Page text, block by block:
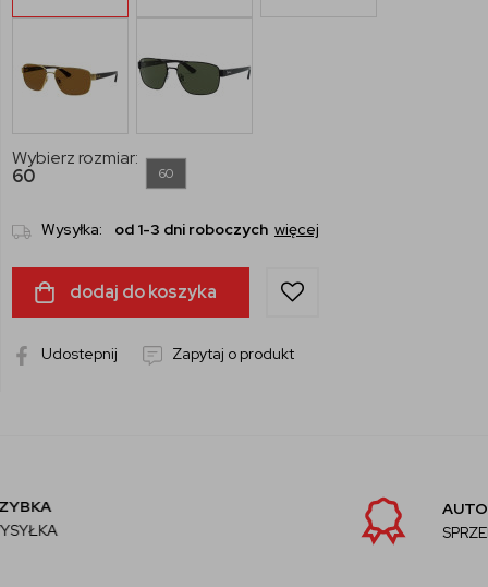
Wybierz rozmiar:
60
60
Wysyłka: od 1-3 dni roboczych więcej
dodaj do koszyka
Udostepnij Zapytaj o produkt
AUTORYZOWANY